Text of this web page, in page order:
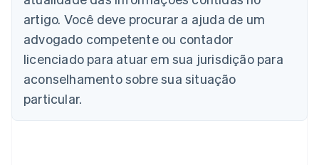
artigo. Você deve procurar a ajuda de um
advogado competente ou contador
licenciado para atuar em sua jurisdição para
aconselhamento sobre sua situação
particular.
Bulgária
English
Canadá
English Français
China continental
简体中文 English
Chipre
Croácia